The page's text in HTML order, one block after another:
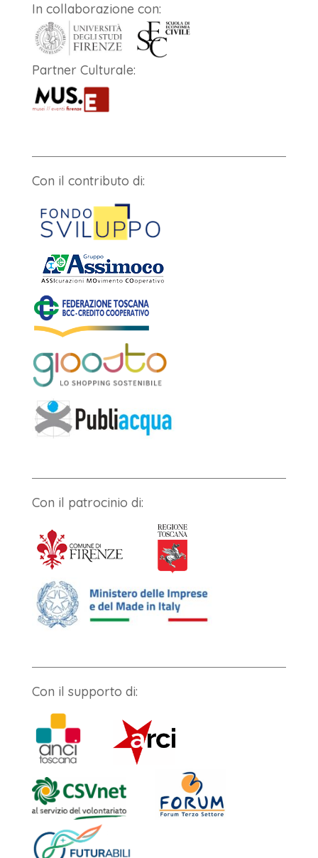
In collaborazione con:
Partner Culturale:
Con il contributo di:
Con il patrocinio di:
Con il supporto di: